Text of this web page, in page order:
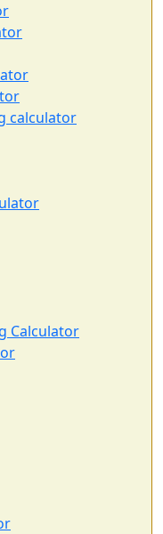
calculator
Calculator